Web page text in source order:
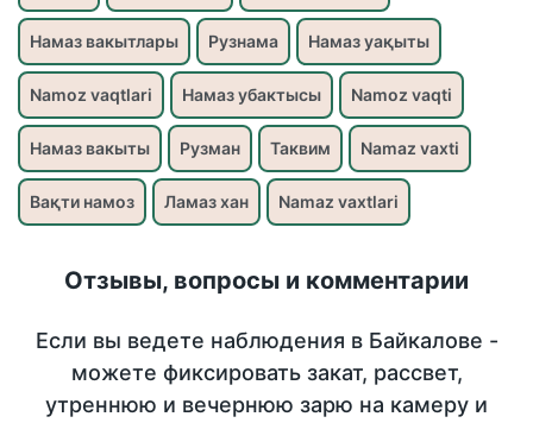
Намаз вакытлары Рузнама Намаз уақыты
Namoz vaqtlari Намаз убактысы Namoz vaqti
Намаз вакыты Рузман Таквим Namaz vaxti
Вақти намоз Ламаз хан Namaz vaxtlari
Отзывы, вопросы и комментарии
Если вы ведете наблюдения в Байкалове -
можете фиксировать закат, рассвет,
утреннюю и вечернюю зарю на камеру и